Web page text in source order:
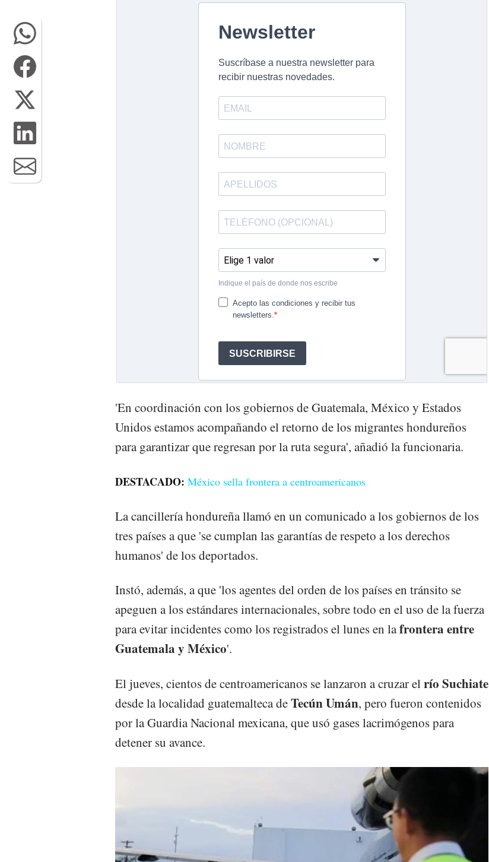
'En coordinación con los gobiernos de Guatemala, México y Estados
Unidos estamos acompañando el retorno de los migrantes hondureños
para garantizar que regresan por la ruta segura', añadió la funcionaria.
DESTACADO: México sella frontera a centroamericanos
La cancillería hondureña llamó en un comunicado a los gobiernos de los
tres países a que 'se cumplan las garantías de respeto a los derechos
humanos' de los deportados.
Instó, además, a que 'los agentes del orden de los países en tránsito se
apeguen a los estándares internacionales, sobre todo en el uso de la fuerza
para evitar incidentes como los registrados el lunes en lafrontera entre
Guatemala y México'.
El jueves, cientos de centroamericanos se lanzaron a cruzar el río Suchiate
desde la localidad guatemalteca deTecún Umán, pero fueron contenidos
por la Guardia Nacional mexicana, que usó gases lacrimógenos para
detener su avance.